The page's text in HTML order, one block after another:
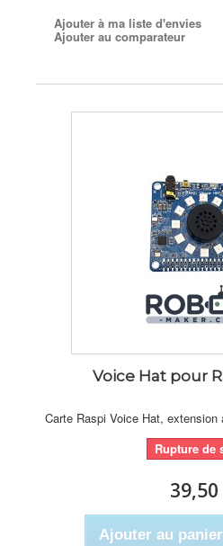
Ajouter à ma liste d'envies
Ajouter au comparateur
Voice Hat pour
Carte Raspi Voice Hat, extension
Rupture de
39,50
Ajouter au panier